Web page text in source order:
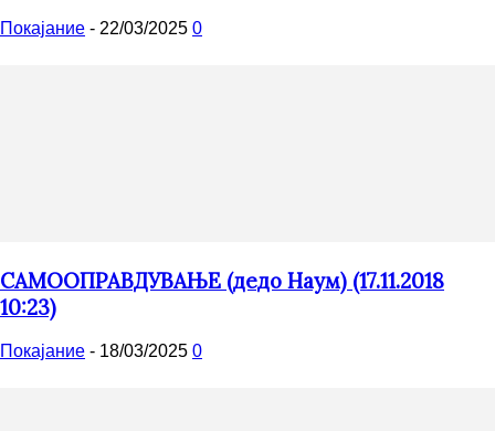
Покајание - 22/03/2025 0
САМООПРАВДУВАЊЕ (дедо Наум) (17.11.2018
10:23)
Покајание - 18/03/2025 0